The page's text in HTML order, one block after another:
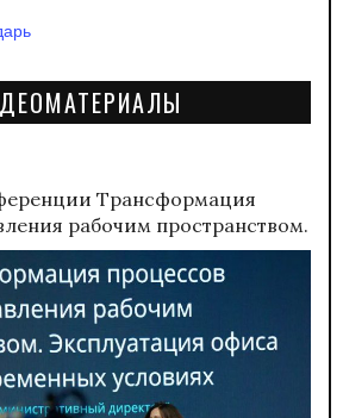
Трансформация
рабочим пространством.